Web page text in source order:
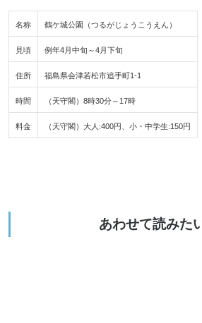
名称 鶴ケ城公園（つるがじょうこうえん）
見頃 例年4月中旬～4月下旬
住所 福島県会津若松市追手町1-1
時間 （天守閣）8時30分～17時
料金 （天守閣）大人:400円、小・中学生:150円
あわせて読みた